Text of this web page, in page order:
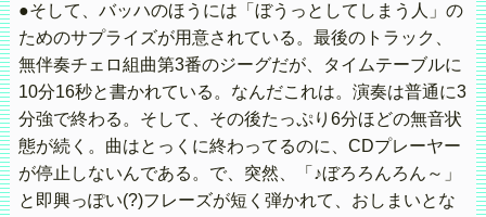
●そして、バッハのほうには「ぼうっとしてしまう人」の
ためのサプライズが用意されている。最後のトラック、
無伴奏チェロ組曲第3番のジーグだが、タイムテーブルに
10分16秒と書かれている。なんだこれは。演奏は普通に3
分強で終わる。そして、その後たっぷり6分ほどの無音状
態が続く。曲はとっくに終わってるのに、CDプレーヤー
が停止しないんである。で、突然、「♪ぼろろんろん～」
と即興っぽい(?)フレーズが短く弾かれて、おしまいとな